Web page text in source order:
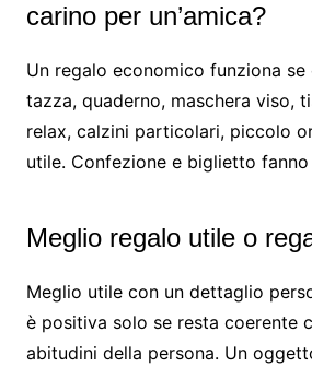
carino per un’amica?
Un regalo economico funziona se
tazza, quaderno, maschera viso,
relax, calzini particolari, piccolo
utile. Confezione e biglietto
Meglio regalo utile o
Meglio utile con un dettaglio
è positiva solo se resta coerente
abitudini della persona. Un